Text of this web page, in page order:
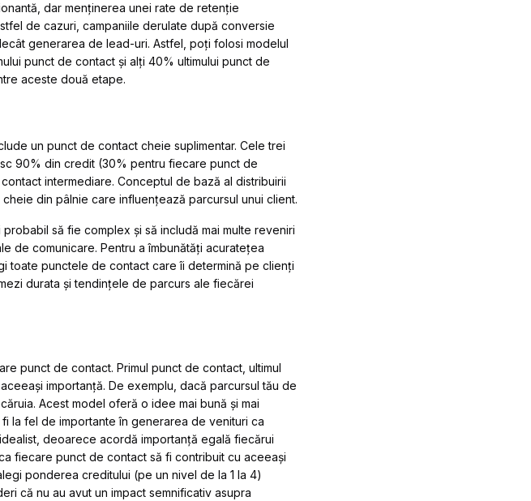
dar menținerea unei rate de retenție
de cazuri, campaniile derulate după conversie
generarea de lead-uri. Astfel, poți folosi modelul
punct de contact și alți 40% ultimului punct de
aceste două etape.
un punct de contact cheie suplimentar. Cele trei
90% din credit (30% pentru fiecare punct de
intermediare. Conceptul de bază al distribuirii
din pâlnie care influențează parcursul unui client.
să fie complex și să includă mai multe reveniri
de comunicare. Pentru a îmbunătăți acuratețea
toate punctele de contact care îi determină pe clienți
durata și tendințele de parcurs ale fiecărei
punct de contact. Primul punct de contact, ultimul
importanță. De exemplu, dacă parcursul tău de
Acest model oferă o idee mai bună și mai
la fel de importante în generarea de venituri ca
deoarece acordă importanță egală fiecărui
fiecare punct de contact să fi contribuit cu aceeași
ponderea creditului (pe un nivel de la 1 la 4)
că nu au avut un impact semnificativ asupra